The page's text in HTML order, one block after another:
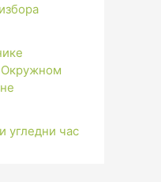
угледни час